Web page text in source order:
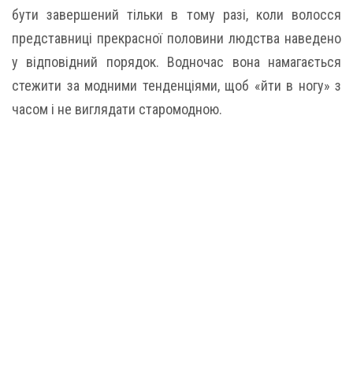
бути завершений тільки в тому разі, коли волосся
представниці прекрасної половини людства наведено
у відповідний порядок. Водночас вона намагається
стежити за модними тенденціями, щоб «йти в ногу» з
часом і не виглядати старомодною.